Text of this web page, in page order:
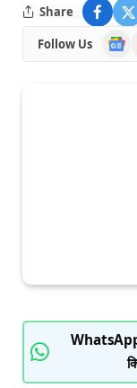
Share
Follow Us
News